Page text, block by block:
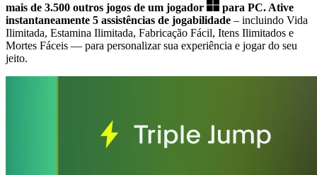
mais de 3.500 outros jogos de um jogador
para PC. Ative
instantaneamente 5 assistências de jogabilidade – incluindo Vida
Ilimitada, Estamina Ilimitada, Fabricação Fácil, Itens Ilimitados e
Mortes Fáceis — para personalizar sua experiência e jogar do seu
jeito.